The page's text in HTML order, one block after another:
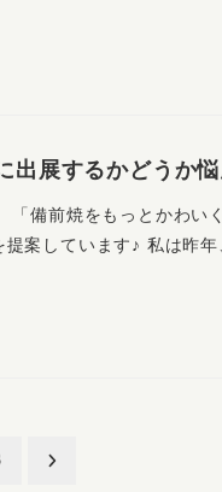
出展するかどうか
備前焼をもっとかわい
案しています♪ 私は昨